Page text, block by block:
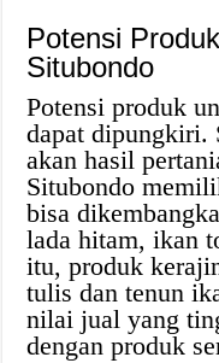
Potensi
Situbondo
Potensi produk
dapat dipungkiri.
akan hasil
Situbondo
bisa
lada hitam, ikan
itu, produk
tulis dan tenun
nilai jual yang
dengan produk